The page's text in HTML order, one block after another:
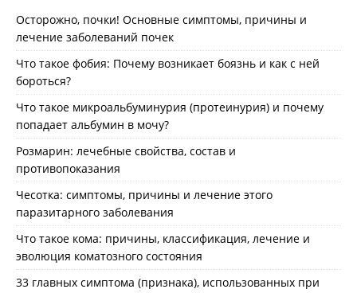
Осторожно, почки! Основные симптомы, причины и
лечение заболеваний почек
Что такое фобия: Почему возникает боязнь и как с ней
бороться?
Что такое микроальбуминурия (протеинурия) и почему
попадает альбумин в мочу?
Розмарин: лечебные свойства, состав и
противопоказания
Чесотка: симптомы, причины и лечение этого
паразитарного заболевания
Что такое кома: причины, классификация, лечение и
эволюция коматозного состояния
33 главных симптома (признака), использованных при